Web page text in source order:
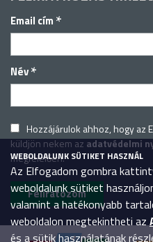
Email cím *
Név*
Hozzájárulok ahhoz, hogy az
küldjön nekem azadatvédelmi
megfelelően.
WEBOLDALUNK SÜTIKET HASZNÁL
Az Elfogadom gombra
weboldalunk sütiket
valamint a hatékonyabb
weboldalon megtekintheti az
és a sütik használatának